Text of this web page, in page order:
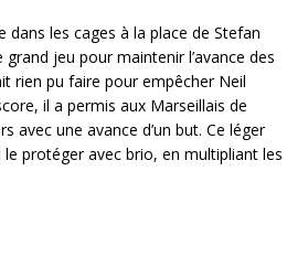
dans les cages à la place de Stefan
jeu pour maintenir l’avance des
rien pu faire pour empêcher Neil
il a permis aux Marseillais de
avec une avance d’un but. Ce léger
protéger avec brio, en multipliant les